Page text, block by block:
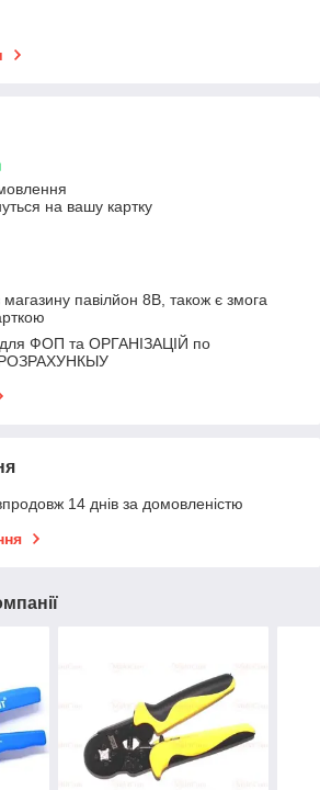
на вашу картку
павілйон 8В, також є змога
ФОП та ОРГАНІЗАЦІЙ по
14 днів за домовленістю